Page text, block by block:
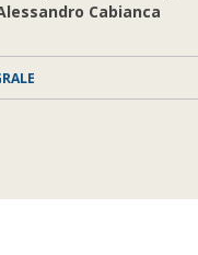
Cabianca